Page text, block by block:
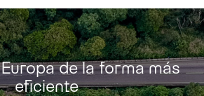
de la forma más
eficiente